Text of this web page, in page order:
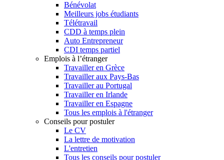
Bénévolat
Meilleurs jobs étudiants
Télétravail
CDD à temps plein
Auto Entrepreneur
CDI temps partiel
Emplois à l’étranger
Travailler en Grèce
Travailler aux Pays-Bas
Travailler au Portugal
Travailler en Irlande
Travailler en Espagne
Tous les emplois à l'étranger
Conseils pour postuler
Le CV
La lettre de motivation
L'entretien
Tous les conseils pour postuler